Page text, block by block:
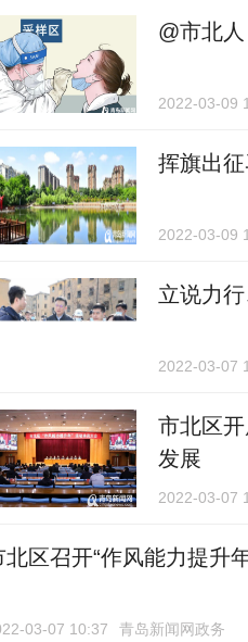
@市北
2022-03-09
挥旗出
2022-03-09
立说力
2022-03-07
市北区
发展
2022-03-07
北区召开“作风能力提升
03-07 10:37 青岛新闻网政务